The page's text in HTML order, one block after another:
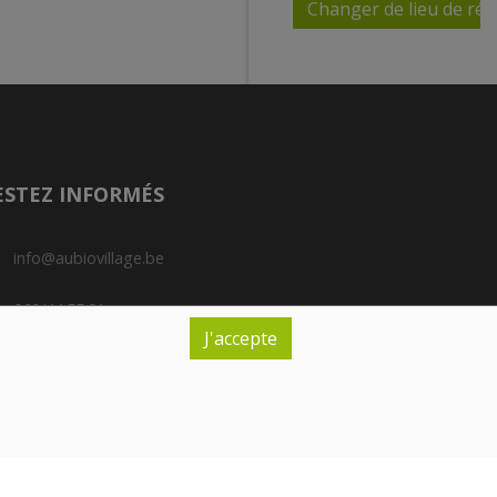
J'accepte
Changer de lieu de
Paiement de
en ligne.
INFORMÉS
info@aubiovillage.be
069/44.55.01
Rue de Tournai, 97 - B-7972 Quevaucamps